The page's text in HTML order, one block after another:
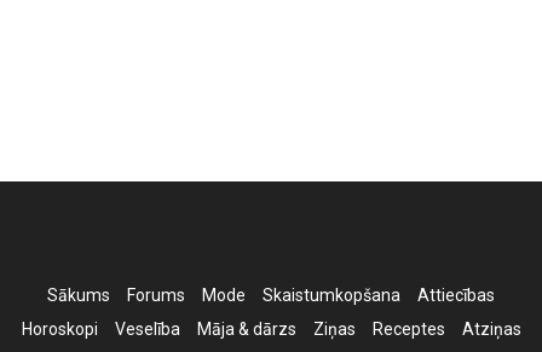
Sākums Forums Mode Skaistumkopšana
Attiecības
Horoskopi
Veselība Māja & dārzs Ziņas Receptes Atziņas